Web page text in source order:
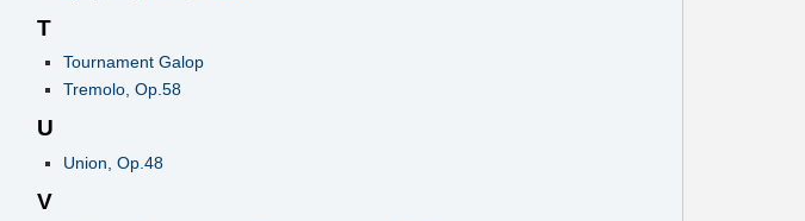
T
Tournament Galop
Tremolo, Op.58
U
Union, Op.48
V